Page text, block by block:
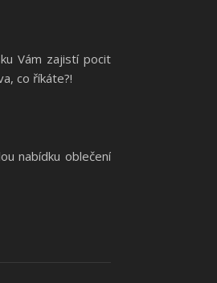
Vám zajistí pocit
co říkáte?!
nabídku oblečení